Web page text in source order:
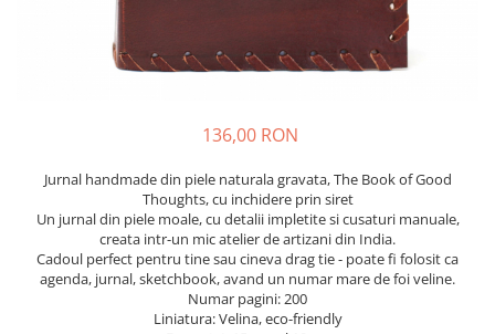
136,00 RON
Jurnal handmade din piele naturala gravata, The Book of Good
Thoughts, cu inchidere prin siret
Un jurnal din piele moale, cu detalii impletite si cusaturi manuale,
creata intr-un mic atelier de artizani din India.
Cadoul perfect pentru tine sau cineva drag tie - poate fi folosit ca
agenda, jurnal, sketchbook, avand un numar mare de foi veline.
Numar pagini: 200
Liniatura: Velina, eco-friendly